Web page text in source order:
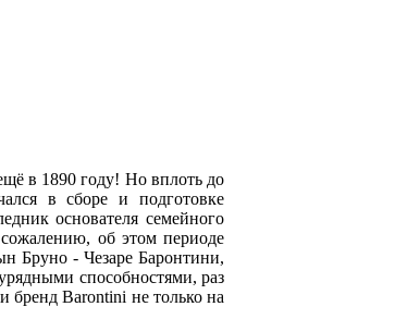
в 1890 году! Но вплоть до
в сборе и подготовке
основателя семейного
об этом периоде
Бруно - Чезаре Баронтини,
способностями, раз
бренд Barontini не только на